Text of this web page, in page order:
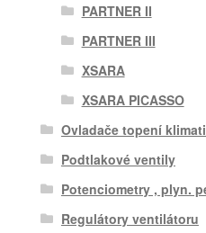
PARTNER II
PARTNER III
XSARA
XSARA PICASSO
Ovladače topení
Podtlakové ventily
Potenciometry , plyn.
Regulátory ventilátoru